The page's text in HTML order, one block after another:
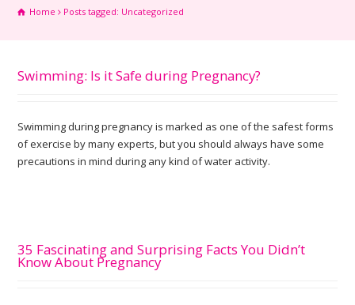
Home Posts tagged: Uncategorized
Swimming: Is it Safe during Pregnancy?
Swimming during pregnancy is marked as one of the safest forms
of exercise by many experts, but you should always have some
precautions in mind during any kind of water activity.
35 Fascinating and Surprising Facts You Didn’t
Know About Pregnancy